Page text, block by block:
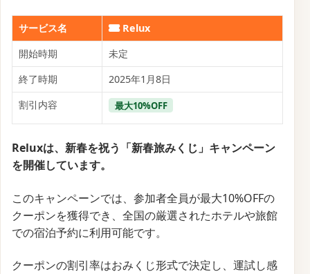
サービス名
Relux
開始時期
未定
終了時期
2025年1月8日
割引内容
最大10%OFF
Reluxは、新春を祝う「新春旅みくじ」キャンペーン
を開催しています。
このキャンペーンでは、参加者全員が最大10%OFFの
クーポンを獲得でき、全国の厳選されたホテルや旅館
での宿泊予約に利用可能です。
クーポンの割引率はおみくじ形式で決定し、運試し感